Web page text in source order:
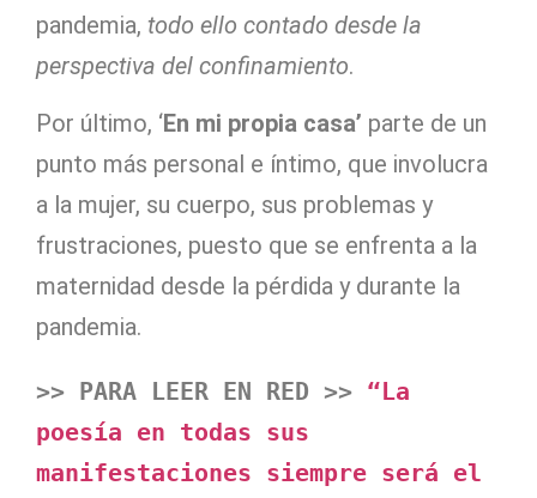
pandemia, todo ello contado desde la
perspectiva del confinamiento.
Por último, ‘En mi propia casa’ parte de un
punto más personal e íntimo, que involucra
a la mujer, su cuerpo, sus problemas y
frustraciones, puesto que se enfrenta a la
maternidad desde la pérdida y durante la
pandemia.
>> PARA LEER EN RED >> “La
poesía en todas sus
manifestaciones siempre será el